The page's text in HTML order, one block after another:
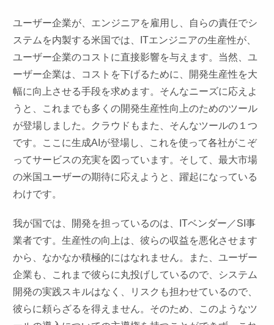
ユーザー企業が、エンジニアを雇用し、自らの責任でシ
ステムを内製する米国では、ITエンジニアの生産性が、
ユーザー企業のコストに直接影響を与えます。当然、ユ
ーザー企業は、コストを下げるために、開発生産性を大
幅に向上させる手段を求めます。そんなニーズに応えよ
うと、これまでも多くの開発生産性向上のためのツール
が登場しました。クラウドもまた、そんなツールの１つ
です。ここに生成AIが登場し、これを使って各社がこぞ
ってサービスの充実を図っています。そして、最大市場
の米国ユーザーの期待に応えようと、躍起になっている
わけです。
我が国では、開発を担っているのは、ITベンダー／SI事
業者です。生産性の向上は、彼らの収益を悪化させます
から、なかなか積極的にはなれません。また、ユーザー
企業も、これまで彼らに丸投げしているので、システム
開発の実践スキルはなく、リスクも担わせているので、
彼らに頼らざるを得えません。そのため、このようなツ